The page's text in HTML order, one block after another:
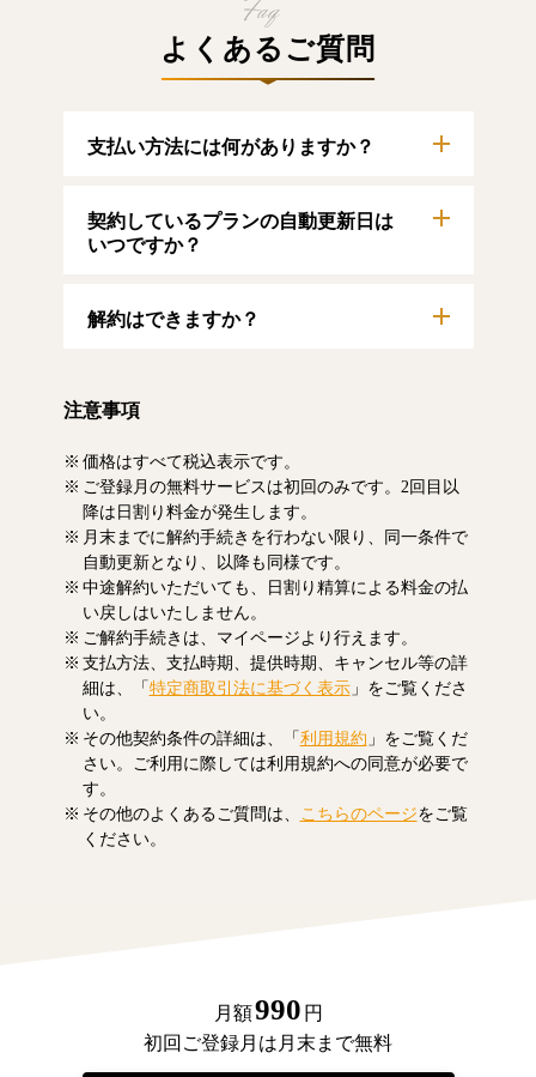
よくあるご質問
支払い方法には何がありますか？
す。
【クレジットカード】
契約しているプランの自動更新日は
いつですか？
ンのご利用期間は、マイページにてご確認い
解約はできますか？
事をお読みいただけます。なお、日割り清算
注意事項
価格はすべて税込表示です。
ご登録月の無料サービスは初回のみです。2回目以
降は日割り料金が発生します。
月末までに解約手続きを行わない限り、同一条件で
自動更新となり、以降も同様です。
中途解約いただいても、日割り精算による料金の払
い戻しはいたしません。
ご解約手続きは、マイページより行えます。
支払方法、支払時期、提供時期、キャンセル等の詳
細は、「特定商取引法に基づく表示」をご覧くださ
い。
その他契約条件の詳細は、「利用規約 」をご覧くだ
さい。ご利用に際しては利用規約への同意が必要で
す。
その他のよくあるご質問は、
こちらのページをご覧
ください。
月額990 円
初回ご登録月は月末まで無料